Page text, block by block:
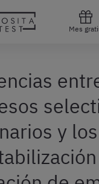
Mes
Regístrate gratis
y